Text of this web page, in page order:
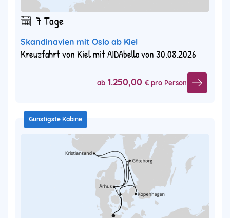
7 Tage
Skandinavien mit Oslo ab Kiel
Kreuzfahrt von Kiel mit AIDAbella von 30.08.2026
ab 1.250,00 € pro Person
Günstigste Kabine